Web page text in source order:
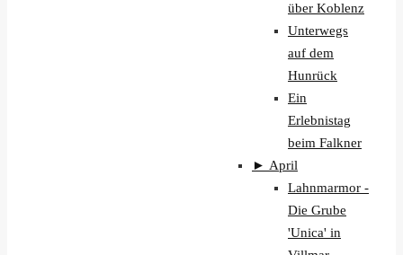
über Koblenz
Unterwegs
auf dem
Hunrück
Ein
Erlebnistag
beim Falkner
► April
Lahnmarmor -
Die Grube
'Unica' in